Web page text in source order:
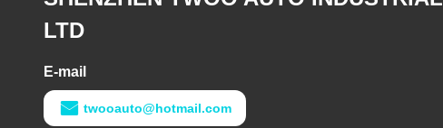
LTD
E-mail
twooauto@hotmail.com